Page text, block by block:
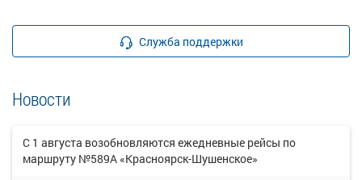
Служба поддержки
Новости
С 1 августа возобновляются ежедневные рейсы по
маршруту №589А «Красноярск-Шушенское»